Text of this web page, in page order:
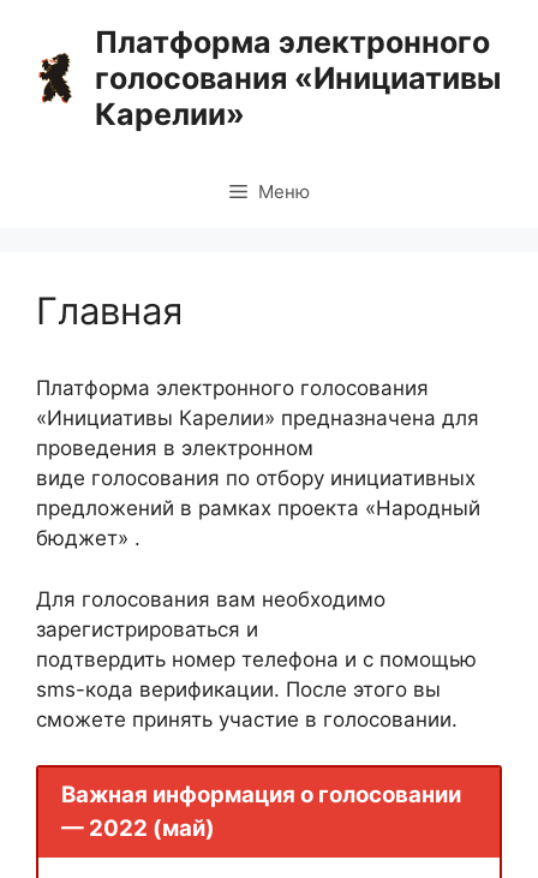
содержимому
Платформа электронного
голосования «Инициативы
Карелии»
Меню
Главная
Платформа электронного голосования
«Инициативы Карелии» предназначена для
проведения в электронном
виде голосования по отбору инициативных
предложений в рамках проекта «Народный
бюджет» .
Для голосования вам необходимо
зарегистрироваться и
подтвердить номер телефона и с помощью
sms-кода верификации. После этого вы
сможете принять участие в голосовании.
Важная информация о голосовании
— 2022 (май)